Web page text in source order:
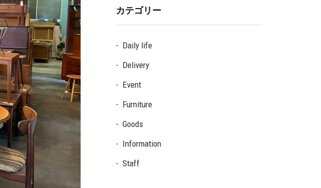
カテゴリー
Daily life
Delivery
Event
Furniture
Goods
Information
Staff